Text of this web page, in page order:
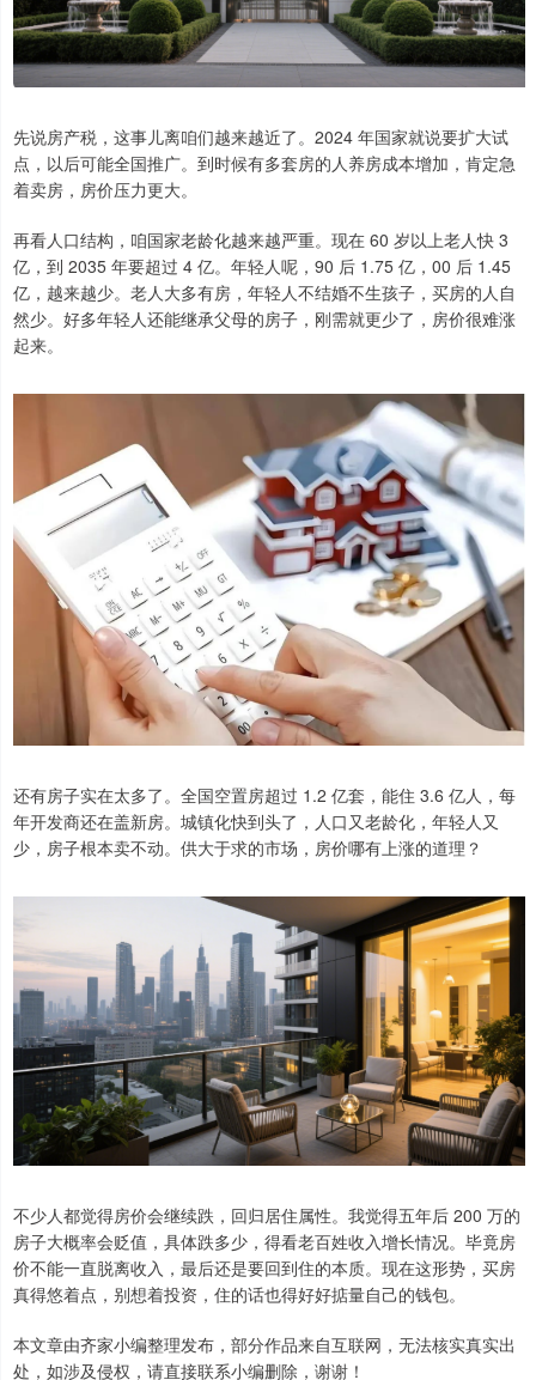
先说房产税，这事儿离咱们越来越近了。2024 年国家就说要扩大试
点，以后可能全国推广。到时候有多套房的人养房成本增加，肯定急
着卖房，房价压力更大。
再看人口结构，咱国家老龄化越来越严重。现在 60 岁以上老人快 3
亿，到 2035 年要超过 4 亿。年轻人呢，90 后 1.75 亿，00 后 1.45
亿，越来越少。老人大多有房，年轻人不结婚不生孩子，买房的人自
然少。好多年轻人还能继承父母的房子，刚需就更少了，房价很难涨
起来。
还有房子实在太多了。全国空置房超过 1.2 亿套，能住 3.6 亿人，每
年开发商还在盖新房。城镇化快到头了，人口又老龄化，年轻人又
少，房子根本卖不动。供大于求的市场，房价哪有上涨的道理？
不少人都觉得房价会继续跌，回归居住属性。我觉得五年后 200 万的
房子大概率会贬值，具体跌多少，得看老百姓收入增长情况。毕竟房
价不能一直脱离收入，最后还是要回到住的本质。现在这形势，买房
真得悠着点，别想着投资，住的话也得好好掂量自己的钱包。
本文章由齐家小编整理发布，部分作品来自互联网，无法核实真实出
处，如涉及侵权，请直接联系小编删除，谢谢！